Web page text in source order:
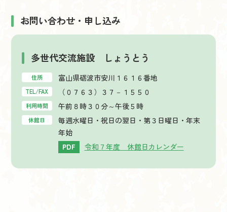
お問い合わせ・申し込み
多世代交流施設 しょうとう
住所 富山県砺波市安川１６１６番地
TEL/FAX （０７６３）３７－１５５０
利用時間 午前８時３０分～午後５時
休館日
毎週水曜日・祝日の翌日・第３日曜日・年末
年始
PDF 令和７年度 休館日カレンダー